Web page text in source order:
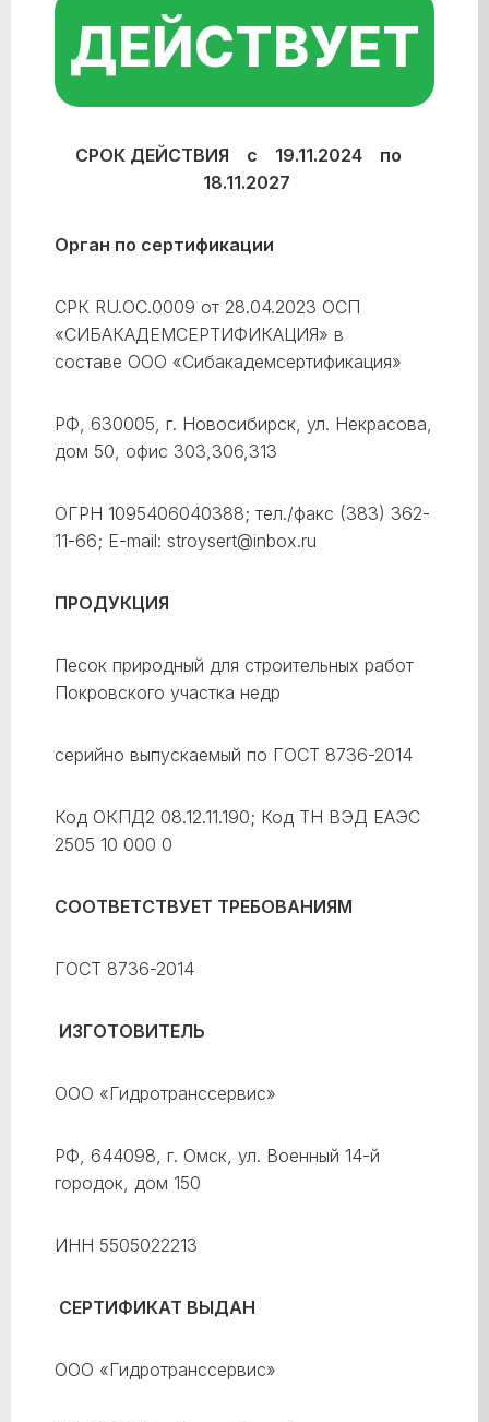
ДЕЙСТВУЕТ
СРОК ДЕЙСТВИЯ с 19.11.2024 по
18.11.2027
Орган по сертификации
СРК RU.ОС.0009 от 28.04.2023 ОСП
«СИБАКАДЕМСЕРТИФИКАЦИЯ» в
составе ООО «Сибакадемсертификация»
РФ, 630005, г. Новосибирск, ул. Некрасова,
дом 50, офис 303,306,313
ОГРН 1095406040388; тел./факс (383) 362-
11-66; E-mail: stroysert@inbox.ru
ПРОДУКЦИЯ
Песок природный для строительных работ
Покровского участка недр
серийно выпускаемый по ГОСТ 8736-2014
Код ОКПД2 08.12.11.190; Код ТН ВЭД ЕАЭС
2505 10 000 0
СООТВЕТСТВУЕТ ТРЕБОВАНИЯМ
ГОСТ 8736-2014
ИЗГОТОВИТЕЛЬ
ООО «Гидротранссервис»
РФ, 644098, г. Омск, ул. Военный 14-й
городок, дом 150
ИНН 5505022213
СЕРТИФИКАТ ВЫДАН
ООО «Гидротранссервис»